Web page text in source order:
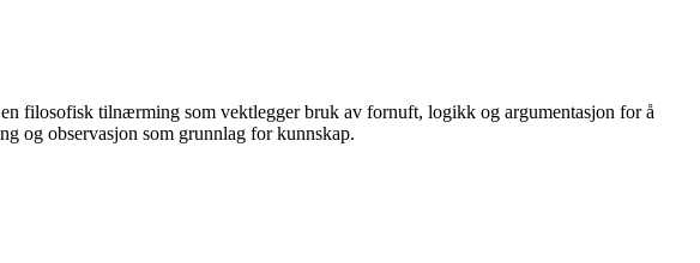
filosofisk tilnærming som vektlegger bruk av fornuft, logikk og argumentasjon for å
og observasjon som grunnlag for kunnskap.